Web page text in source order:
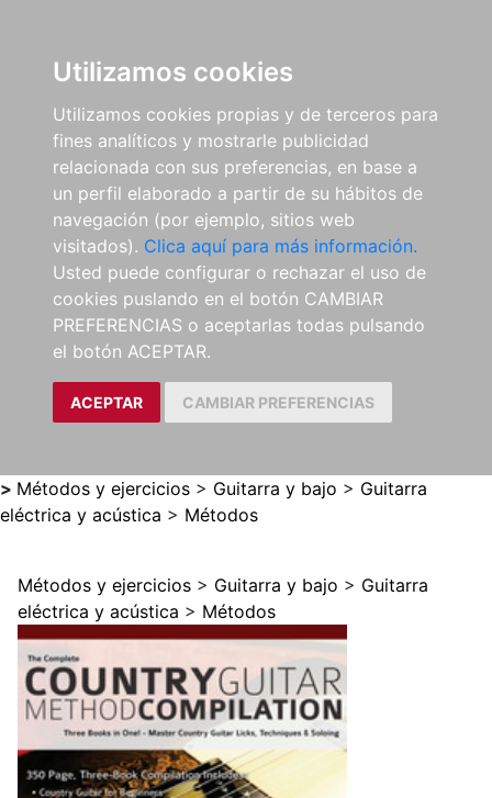
Utilizamos cookies
Utilizamos cookies propias y de terceros para
fines analíticos y mostrarle publicidad
relacionada con sus preferencias, en base a
un perfil elaborado a partir de su hábitos de
navegación (por ejemplo, sitios web
visitados). Clica aquí para más información.
Usted puede configurar o rechazar el uso de
cookies puslando en el botón CAMBIAR
PREFERENCIAS o aceptarlas todas pulsando
el botón ACEPTAR.
ACEPTAR CAMBIAR PREFERENCIAS
> Métodos y ejercicios > Guitarra y bajo > Guitarra
eléctrica y acústica > Métodos
Métodos y ejercicios > Guitarra y bajo > Guitarra
eléctrica y acústica > Métodos